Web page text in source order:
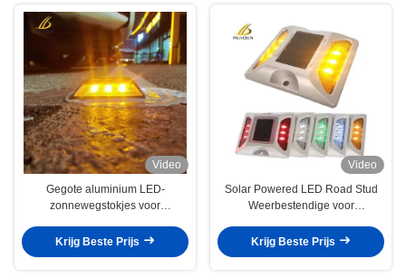
Video
Gegote aluminium LED-
zonnewegstokjes voor
verkeersveiligheid
Krijg Beste Prijs
Video
Solar Powered LED Road Stud
Weerbestendige voor
Krijg Beste Prijs